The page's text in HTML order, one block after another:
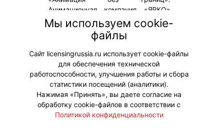
Анимационная компания «ЯРКО»
(входит в «Газпром-Медиа
Холдинг») – один из ключевых
партнеров ежегодного масштабного
события.
#ПродвижениеБренда
Мы используем cookie-
файлы
Сайт licensingrussia.ru использует cookie-файлы
для обеспечения технической
работоспособности, улучшения работы и сбора
статистики посещений (аналитики).
Нажимая «Принять», вы даете согласие на
обработку cookie-файлов в соответствии с
Политикой конфиденциальности